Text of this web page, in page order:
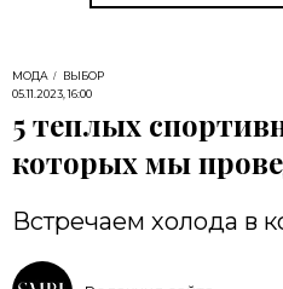
МОДА
ВЫБОР
05.11.2023, 16:00
5 теплых
которых мы
Встречаем холода в